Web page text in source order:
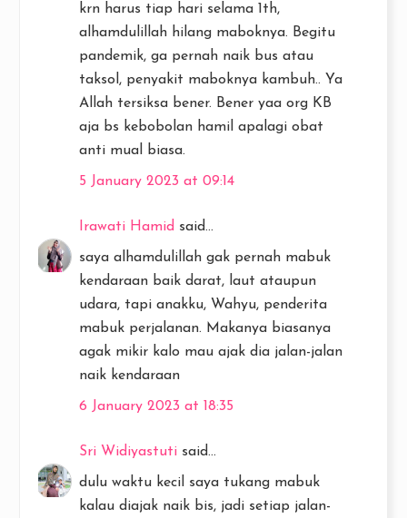
krn harus tiap hari selama 1th,
alhamdulillah hilang maboknya. Begitu
pandemik, ga pernah naik bus atau
taksol, penyakit maboknya kambuh.. Ya
Allah tersiksa bener. Bener yaa org KB
aja bs kebobolan hamil apalagi obat
anti mual biasa.
5 January 2023 at 09:14
Irawati Hamid said...
saya alhamdulillah gak pernah mabuk
kendaraan baik darat, laut ataupun
udara, tapi anakku, Wahyu, penderita
mabuk perjalanan. Makanya biasanya
agak mikir kalo mau ajak dia jalan-jalan
naik kendaraan
6 January 2023 at 18:35
Sri Widiyastuti said...
dulu waktu kecil saya tukang mabuk
kalau diajak naik bis, jadi setiap jalan-